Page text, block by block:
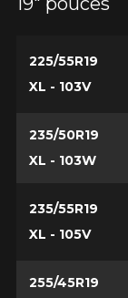
225/55R19
XL - 103V
235/50R19
XL - 103W
235/55R19
XL - 105V
255/45R19